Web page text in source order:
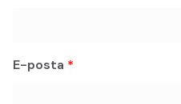
E-posta *